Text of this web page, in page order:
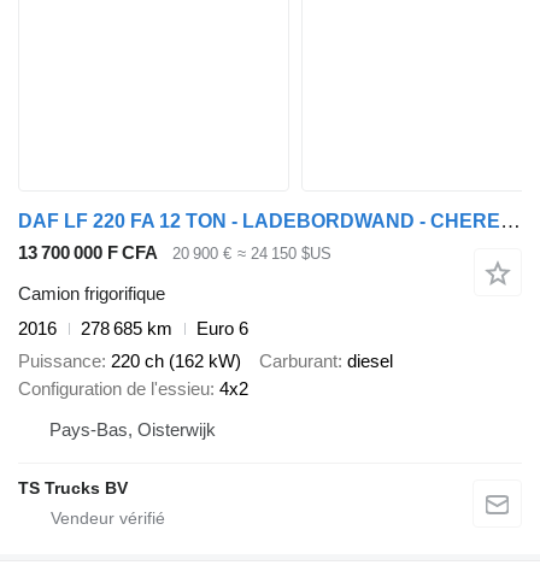
DAF LF 220 FA 12 TON - LADEBORDWAND - CHEREAU - CARRIER - BELGIUM TO
13 700 000 F CFA 20 900 € ≈ 24 150 $US
Camion frigorifique
2016
278 685 km
Euro 6
Puissance 220 ch (162 kW) Carburant diesel
Configuration de l'essieu 4x2
Pays-Bas, Oisterwijk
TS Trucks BV